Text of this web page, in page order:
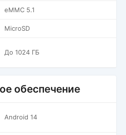
eMMC 5.1
MicroSD
До 1024 ГБ
обеспечение
Android 14